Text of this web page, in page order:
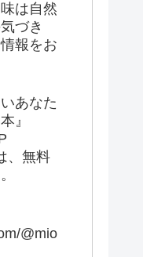
は自然
づき
報をお
あなた
』
、無料
@mio